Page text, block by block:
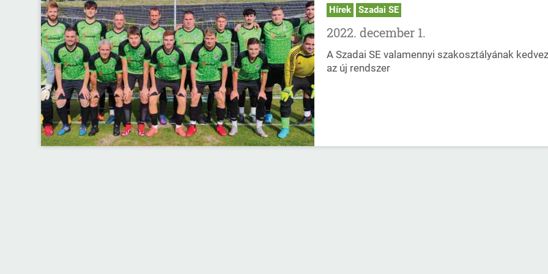
Hírek Szadai SE
2022. december 1.
A Szadai SE valamennyi szakosztályának
az új rendszer